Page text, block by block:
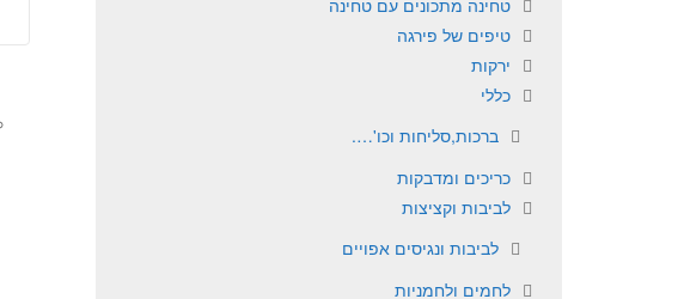
טחינה מתכונים עם טחינה
טיפים של פירגה
ירקות
כללי
ברכות,סליחות וכו'….
כריכים ומדבקות
לביבות וקציצות
לביבות ונגיסים אפויים
לחמים ולחמניות